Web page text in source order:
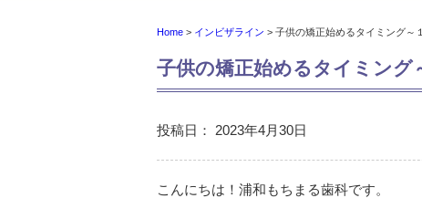
Home > インビザライン > 子供の矯正始めるタイミング～
子供の矯正始めるタイミング
投稿日： 2023年4月30日
こんにちは！浦和もちまる歯科です。